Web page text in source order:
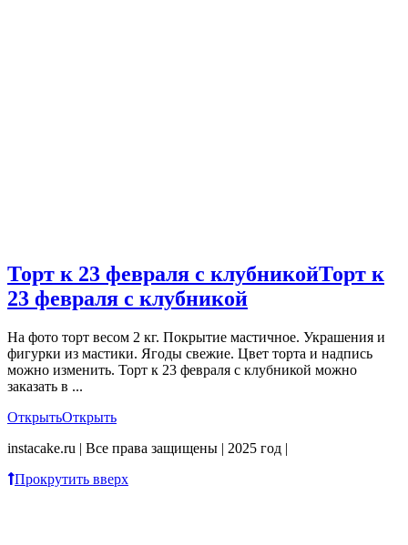
Торт к 23 февраля с клубникойТорт к
23 февраля с клубникой
На фото торт весом 2 кг. Покрытие мастичное. Украшения и
фигурки из мастики. Ягоды свежие. Цвет торта и надпись
можно изменить. Торт к 23 февраля с клубникой можно
заказать в ...
ОткрытьОткрыть
instacake.ru | Все права защищены | 2025 год |
Прокрутить вверх